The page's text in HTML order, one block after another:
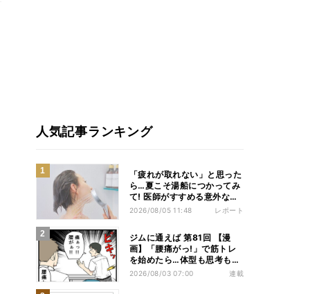
人気記事ランキング
「疲れが取れない」と思った
ら…夏こそ湯船につかってみ
て! 医師がすすめる意外な入
浴習慣
2026/08/05 11:48 レポート
ジムに通えば 第81回 【漫
画】「腰痛がっ!」で筋トレ
を始めたら…体型も思考も別
人になっていた
2026/08/03 07:00 連載